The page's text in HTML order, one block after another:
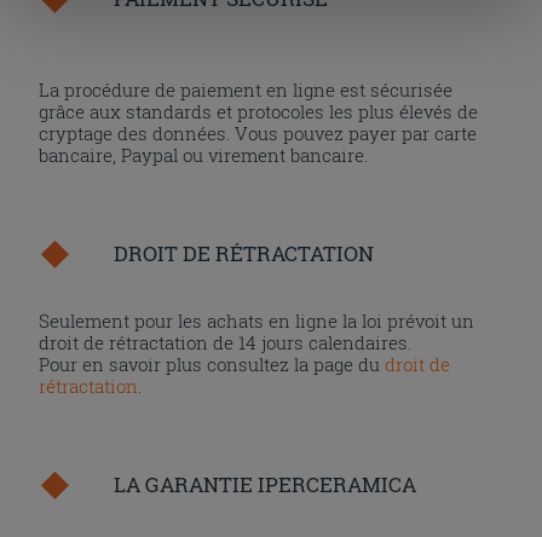
l'installation des cookies techniques uniquement.
La procédure de paiement en ligne est sécurisée
grâce aux standards et protocoles les plus élevés de
cryptage des données. Vous pouvez payer par carte
bancaire, Paypal ou virement bancaire.
DROIT DE RÉTRACTATION
Seulement pour les achats en ligne la loi prévoit un
droit de rétractation de 14 jours calendaires.
Pour en savoir plus consultez la page dudroit de
rétractation
LA GARANTIE IPERCERAMICA